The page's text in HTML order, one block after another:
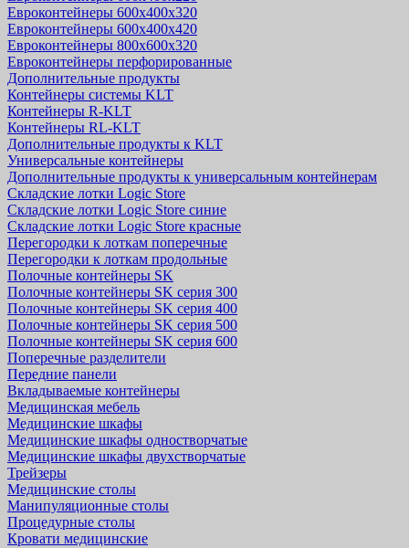
Евроконтейнеры 600х400х320
Евроконтейнеры 600х400х420
Евроконтейнеры 800х600х320
Евроконтейнеры перфорированные
Дополнительные продукты
Контейнеры системы KLT
Контейнеры R-KLT
Контейнеры RL-KLT
Дополнительные продукты к KLT
Универсальные контейнеры
Дополнительные продукты к универсальным контейнерам
Складские лотки Logic Store
Складские лотки Logic Store синие
Складские лотки Logic Store красные
Перегородки к лоткам поперечные
Перегородки к лоткам продольные
Полочные контейнеры SK
Полочные контейнеры SK серия 300
Полочные контейнеры SK серия 400
Полочные контейнеры SK серия 500
Полочные контейнеры SK серия 600
Поперечные разделители
Передние панели
Вкладываемые контейнеры
Медицинская мебель
Медицинские шкафы
Медицинские шкафы одностворчатые
Медицинские шкафы двухстворчатые
Трейзеры
Медицинские столы
Манипуляционные столы
Процедурные столы
Кровати медицинские